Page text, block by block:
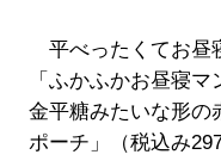
平べったくてお昼
「ふかふかお昼寝マ
金平糖みたいな形の
ポーチ」（税込み